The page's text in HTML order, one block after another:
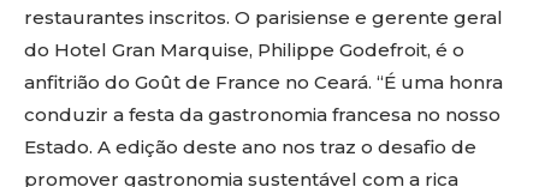
restaurantes inscritos. O parisiense e gerente geral
do Hotel Gran Marquise, Philippe Godefroit, é o
anfitrião do Goût de France no Ceará. “É uma honra
conduzir a festa da gastronomia francesa no nosso
Estado. A edição deste ano nos traz o desafio de
promover gastronomia sustentável com a rica